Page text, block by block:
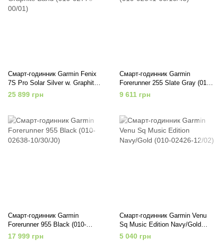
Смарт-годинник Garmin Fenix
7S Pro Solar Silver w. Graphite
Band (010-02776-00/01)
25 899 грн
Смарт-годинник Garmin
Forerunner 255 Slate Gray (010-
02641-00/10/43)
9 611 грн
Смарт-годинник Garmin
Forerunner 955 Black (010-
02638-10/30/J0)
17 999 грн
Смарт-годинник Garmin Venu
Sq Music Edition Navy/Gold
(010-02426-12/02)
5 040 грн